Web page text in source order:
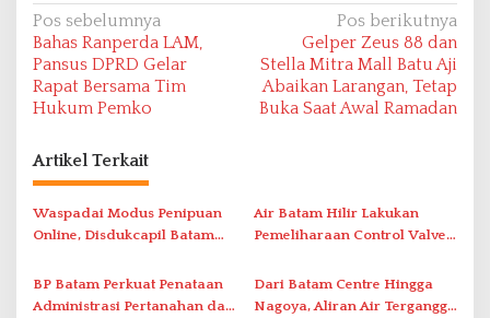
N
a
v
i
g
a
s
i
o
Pos sebelumnya
Bahas Ranperda LAM,
Pansus DPRD Gelar
Rapat Bersama Tim
Hukum Pemko
Pos berikutnya
Gelper Zeus 88 dan
Stella Mitra Mall Batu Aji
Abaikan Larangan, Tetap
Buka Saat Awal Ramadan
Artikel Terkait
Waspadai Modus Penipuan
Online, Disdukcapil Batam
Tatap Muka
Air Batam Hilir Lakukan
Pemeliharaan Control Valve,
BP Batam Perkuat Penataan
Administrasi Pertanahan dan
Dari Batam Centre Hingga
Nagoya, Aliran Air Terganggu